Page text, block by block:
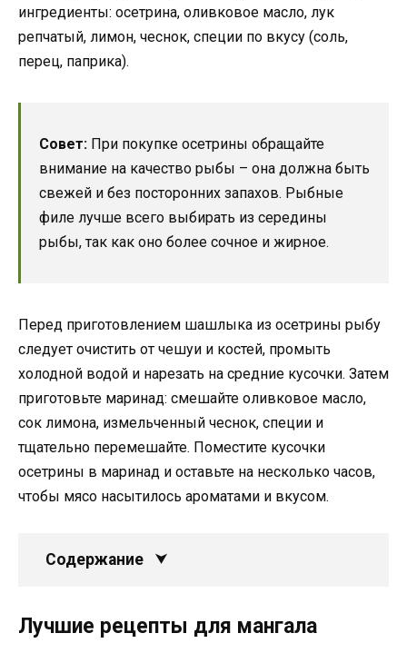
ингредиенты: осетрина, оливковое масло, лук
репчатый, лимон, чеснок, специи по вкусу (соль,
перец, паприка).
Совет: При покупке осетрины обращайте
внимание на качество рыбы – она должна быть
свежей и без посторонних запахов. Рыбные
филе лучше всего выбирать из середины
рыбы, так как оно более сочное и жирное.
Перед приготовлением шашлыка из осетрины рыбу
следует очистить от чешуи и костей, промыть
холодной водой и нарезать на средние кусочки. Затем
приготовьте маринад: смешайте оливковое масло,
сок лимона, измельченный чеснок, специи и
тщательно перемешайте. Поместите кусочки
осетрины в маринад и оставьте на несколько часов,
чтобы мясо насытилось ароматами и вкусом.
Содержание
Лучшие рецепты для мангала